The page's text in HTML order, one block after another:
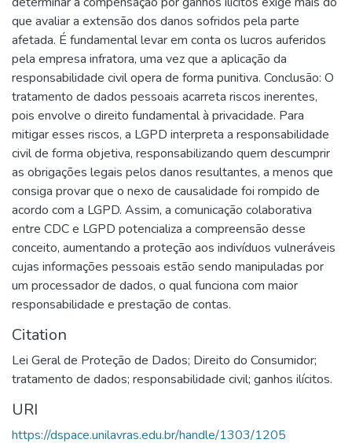
que avaliar a extensão dos danos sofridos pela parte
afetada. É fundamental levar em conta os lucros auferidos
pela empresa infratora, uma vez que a aplicação da
responsabilidade civil opera de forma punitiva. Conclusão: O
tratamento de dados pessoais acarreta riscos inerentes,
pois envolve o direito fundamental à privacidade. Para
mitigar esses riscos, a LGPD interpreta a responsabilidade
civil de forma objetiva, responsabilizando quem descumprir
as obrigações legais pelos danos resultantes, a menos que
consiga provar que o nexo de causalidade foi rompido de
acordo com a LGPD. Assim, a comunicação colaborativa
entre CDC e LGPD potencializa a compreensão desse
conceito, aumentando a proteção aos indivíduos vulneráveis
cujas informações pessoais estão sendo manipuladas por
um processador de dados, o qual funciona com maior
responsabilidade e prestação de contas.
Citation
Lei Geral de Proteção de Dados; Direito do Consumidor;
tratamento de dados; responsabilidade civil; ganhos ilícitos.
URI
https://dspace.unilavras.edu.br/handle/1303/1205